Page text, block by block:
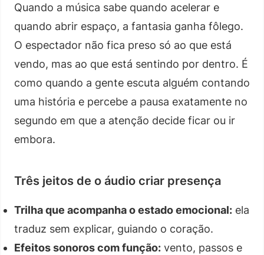
Quando a música sabe quando acelerar e
quando abrir espaço, a fantasia ganha fôlego.
O espectador não fica preso só ao que está
vendo, mas ao que está sentindo por dentro. É
como quando a gente escuta alguém contando
uma história e percebe a pausa exatamente no
segundo em que a atenção decide ficar ou ir
embora.
Três jeitos de o áudio criar presença
Trilha que acompanha o estado emocional: ela
traduz sem explicar, guiando o coração.
Efeitos sonoros com função: vento, passos e